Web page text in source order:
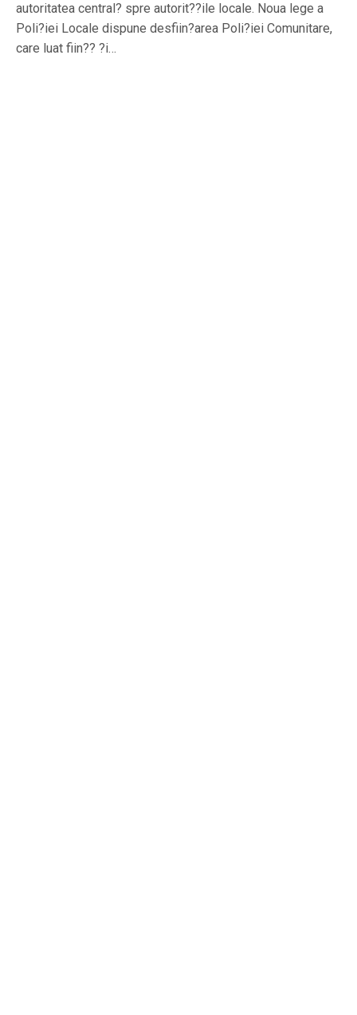
autoritatea central? spre autorit??ile locale. Noua lege a
Poli?iei Locale dispune desfiin?area Poli?iei Comunitare,
care luat fiin?? ?i…